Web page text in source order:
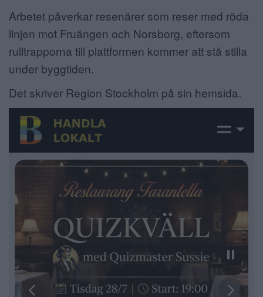
Arbetet påverkar resenärer som reser med röda
linjen mot Fruängen och Norsborg, eftersom
rulltrapporna till plattformen kommer att stå stilla
under byggtiden.
Det skriver Region Stockholm på sin hemsida.